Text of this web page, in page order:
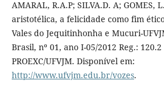
AMARAL, R.A.P; SILVA.D. A; GOMES,
aristotélica, a felicidade como fim
Vales do Jequitinhonha e Mucuri-
Brasil, nº 01, ano I-05/2012 Reg.: 120.2
PROEXC/UFVJM. Disponível em:
http://www.ufvjm.edu.br/vozes.